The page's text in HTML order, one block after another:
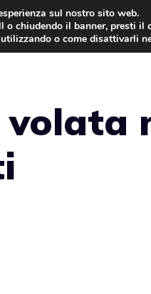
NEWS
volata
sul nostro sito web.
chiudendo il banner, presti il
o come disattivarli